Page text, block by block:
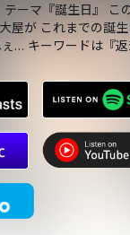
ーマ『誕生日』 こ
屋が これまでの誕
… キーワードは『返